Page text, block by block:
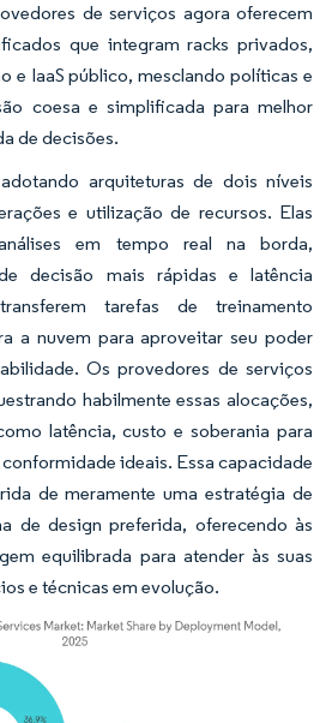
de serviços agora oferecem
que integram racks privados,
e IaaS público, mesclando políticas e
coesa e simplificada para melhor
de decisões.
arquiteturas de dois níveis
e utilização de recursos. Elas
em tempo real na borda,
decisão mais rápidas e latência
tarefas de treinamento
a nuvem para aproveitar seu poder
Os provedores de serviços
habilmente essas alocações,
latência, custo e soberania para
ideais. Essa capacidade
de meramente uma estratégia de
de design preferida, oferecendo às
equilibrada para atender às suas
e técnicas em evolução.